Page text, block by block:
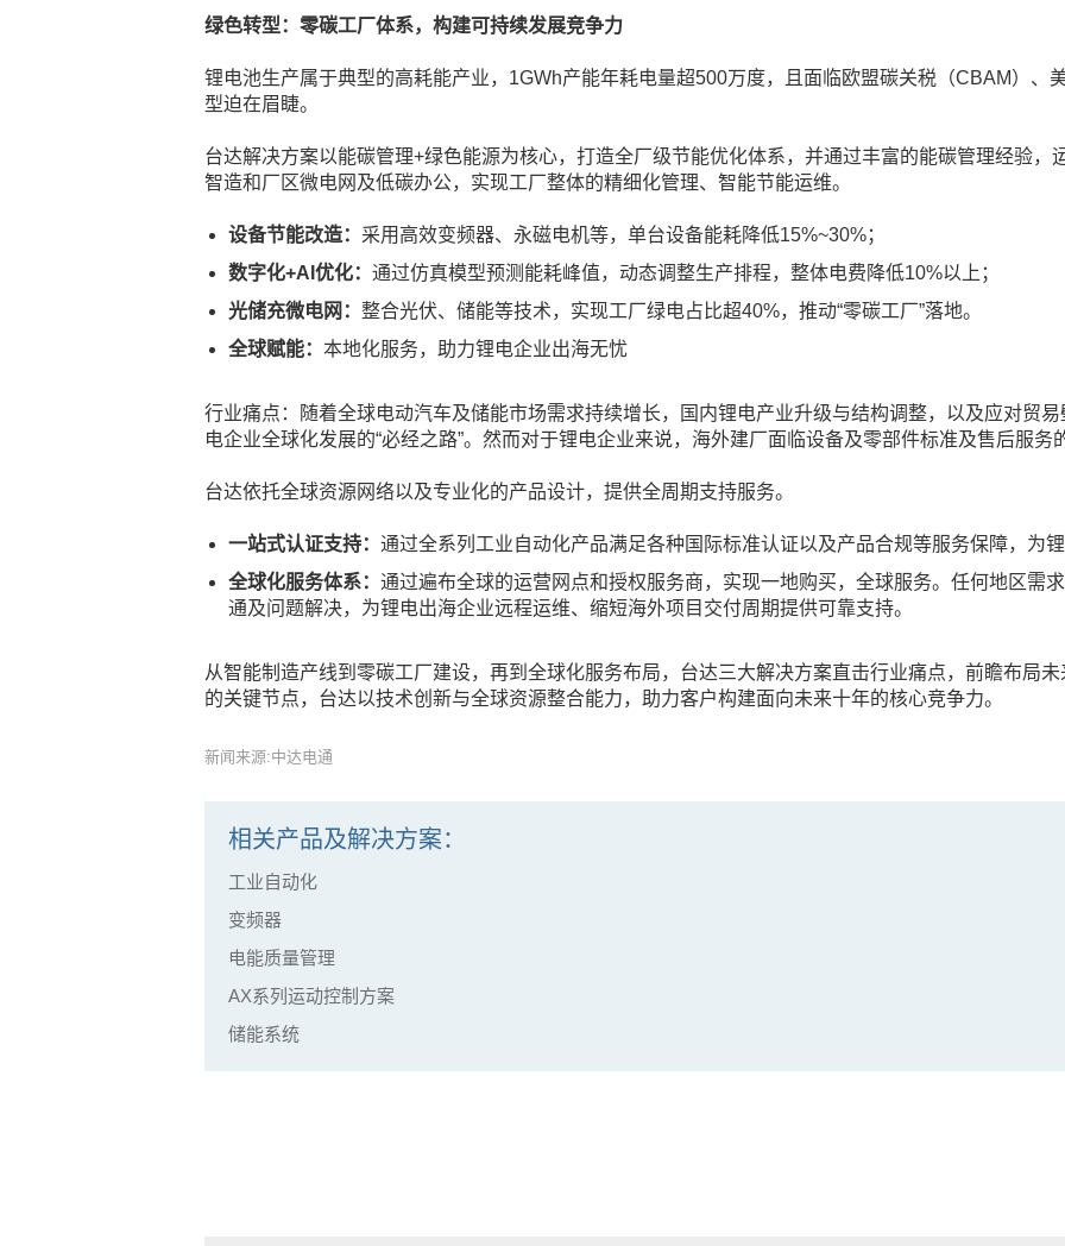
绿色转型：零碳工厂体系，构建可持续发展竞争力
锂电池生产属于典型的高耗能产业，1GWh产能年耗电量超500万度，且面临欧盟碳关税（CBAM）、
型迫在眉睫。
台达解决方案以能碳管理+绿色能源为核心，打造全厂级节能优化体系，并通过丰富的能碳管理经验，
智造和厂区微电网及低碳办公，实现工厂整体的精细化管理、智能节能运维。
设备节能改造： 采用高效变频器、永磁电机等，单台设备能耗降低15%~30%；
数字化+AI优化： 通过仿真模型预测能耗峰值，动态调整生产排程，整体电费降低10%以上；
光储充微电网： 整合光伏、储能等技术，实现工厂绿电占比超40%，推动“零碳工厂”落地。
全球赋能： 本地化服务，助力锂电企业出海无忧
行业痛点：随着全球电动汽车及储能市场需求持续增长，国内锂电产业升级与结构调整，以及应对贸
电企业全球化发展的“必经之路”。然而对于锂电企业来说，海外建厂面临设备及零部件标准及售后服务
台达依托全球资源网络以及专业化的产品设计，提供全周期支持服务。
一站式认证支持： 通过全系列工业自动化产品满足各种国际标准认证以及产品合规等服务保障，为
全球化服务体系： 通过遍布全球的运营网点和授权服务商，实现一地购买，全球服务。任何地区需
通及问题解决，为锂电出海企业远程运维、缩短海外项目交付周期提供可靠支持。
从智能制造产线到零碳工厂建设，再到全球化服务布局，台达三大解决方案直击行业痛点，前瞻布局
的关键节点，台达以技术创新与全球资源整合能力，助力客户构建面向未来十年的核心竞争力。
新闻来源:中达电通
相关产品及解决方案：
工业自动化
变频器
电能质量管理
AX系列运动控制方案
储能系统